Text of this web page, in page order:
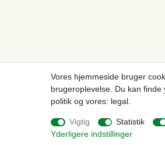
Vores hjemmeside bruger
brugeroplevelse. Du kan
politik og vores: legal.
Vigtig Statistik
Yderligere indstillinger